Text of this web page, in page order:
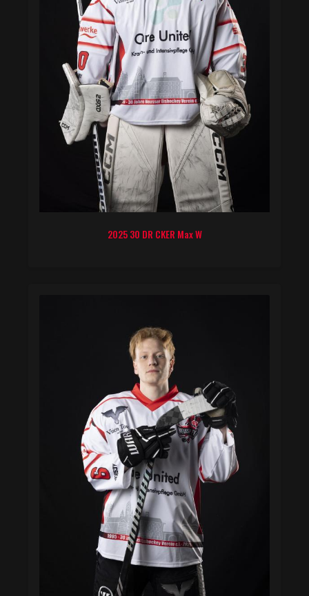
2025 30 DR CKER Max W